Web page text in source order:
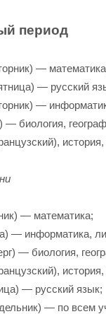
период
—
— русский
—
— биология,
— математика;
— информатика,
— биология,
— русский язык;
— по всем